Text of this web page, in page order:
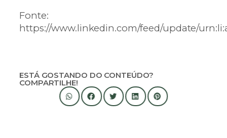
Fonte:
https://www.linkedin.com/feed/update/
ESTÁ GOSTANDO DO CONTEÚDO?
COMPARTILHE!